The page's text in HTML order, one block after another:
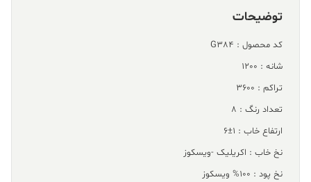
توضیحات
کد محصول : G384
شانه : 1200
تراکم : 3600
تعداد رنگ : 8
ارتفاع خاب : 1±6
نخ خاب : اکریلیک -ویسکوز
نخ پود : 100% ویسکوز